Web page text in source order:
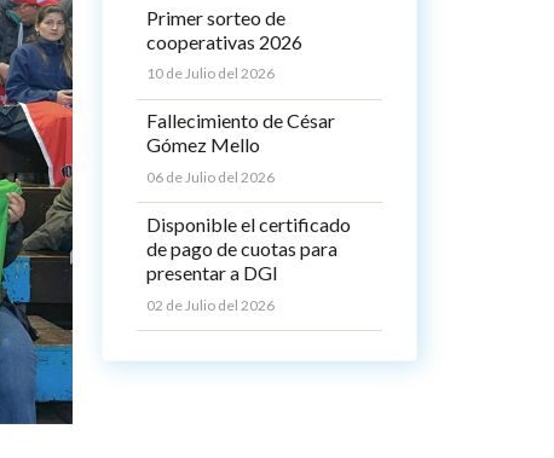
Primer sorteo de
cooperativas 2026
10 de Julio del 2026
Fallecimiento de César
Gómez Mello
06 de Julio del 2026
Disponible el certificado
de pago de cuotas para
presentar a DGI
02 de Julio del 2026